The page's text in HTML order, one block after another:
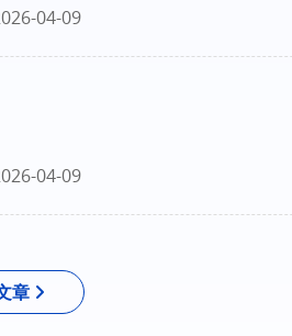
04-09
04-09
章